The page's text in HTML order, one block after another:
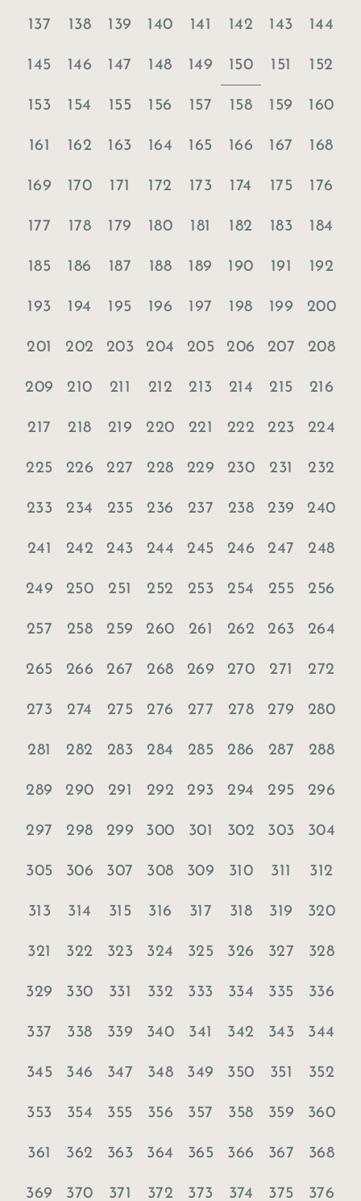
137 138 139 140 141 142 143 144
145 146 147 148 149 150 151 152
153 154 155 156 157 158 159 160
161 162 163 164 165 166 167 168
169 170 171 172 173 174 175 176
177 178 179 180 181 182 183 184
185 186 187 188 189 190 191 192
193 194 195 196 197 198 199 200
201 202 203 204 205 206 207 208
209 210 211 212 213 214 215 216
217 218 219 220 221 222 223 224
225 226 227 228 229 230 231 232
233 234 235 236 237 238 239 240
241 242 243 244 245 246 247 248
249 250 251 252 253 254 255 256
257 258 259 260 261 262 263 264
265 266 267 268 269 270 271 272
273 274 275 276 277 278 279 280
281 282 283 284 285 286 287 288
289 290 291 292 293 294 295 296
297 298 299 300 301 302 303 304
305 306 307 308 309 310 311 312
313 314 315 316 317 318 319 320
321 322 323 324 325 326 327 328
329 330 331 332 333 334 335 336
337 338 339 340 341 342 343 344
345 346 347 348 349 350 351 352
353 354 355 356 357 358 359 360
361 362 363 364 365 366 367 368
369 370 371 372 373 374 375 376